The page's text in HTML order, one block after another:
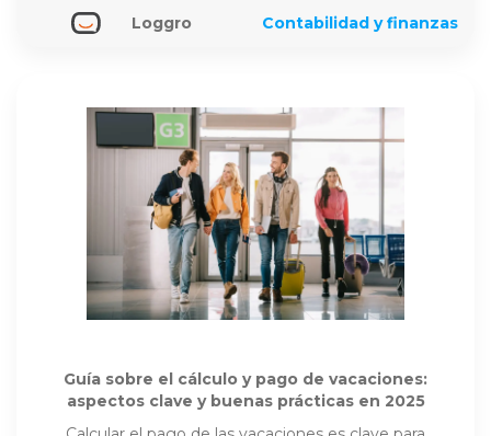
Loggro Contabilidad y finanzas
Guía sobre el cálculo y pago de vacaciones:
aspectos clave y buenas prácticas en 2025